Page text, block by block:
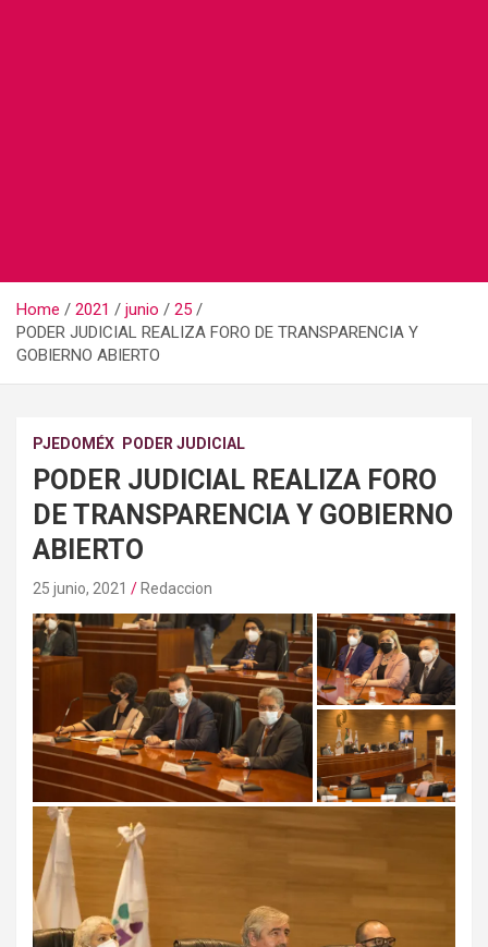
Home 2021 junio
25
PODER JUDICIAL REALIZA FORO DE TRANSPARENCIA Y
GOBIERNO ABIERTO
PJEDOMÉX PODER JUDICIAL
PODER JUDICIAL REALIZA FORO
DE TRANSPARENCIA Y GOBIERNO
ABIERTO
25 junio, 2021 Redaccion